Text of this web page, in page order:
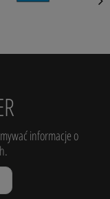
informacje o